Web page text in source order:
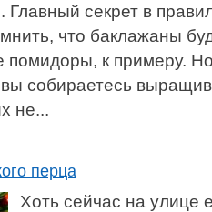
Главный секрет в
что баклажаны
к примеру.
вы собираетесь
не...
перца
Хоть сейчас на улице